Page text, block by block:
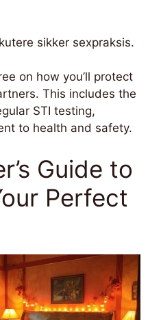
sikker sexpraksis.
on how you’ll protect
This includes the
STI testing,
to health and safety.
Guide to
Perfect